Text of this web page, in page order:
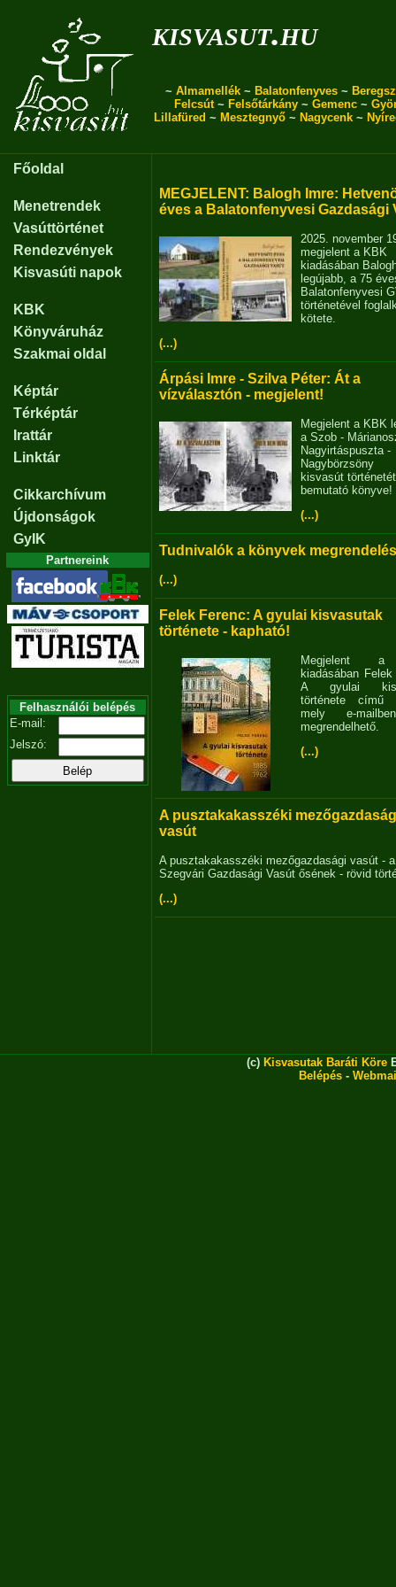
kisvasut.hu
~ Almamellék ~ Balatonfenyves ~
Felcsút~ Felsőtárkány ~ Gemenc ~
Lillafüred ~ Mesztegnyő ~ Nagycenk ~
Főoldal
Menetrendek
Vasúttörténet
Rendezvények
Kisvasúti napok
KBK
Könyváruház
Szakmai oldal
Képtár
Térképtár
Irattár
Linktár
Cikkarchívum
Újdonságok
GyIK
Partnereink
Felhasználói belépés
E-mail:
Jelszó:
MEGJELENT: Balogh Imre:
éves a Balatonfenyvesi Gazdasági
2025. november
megjelent a KBK
kiadásában
legújabb, a 75
Balatonfenyvesi
történetével
kötete.
(...)
Árpási Imre - Szilva Péter: Át a
vízválasztón - megjelent!
Megjelent a KBK
a Szob -
Nagyirtáspuszta -
Nagybörzsöny
kisvasút történetét
bemutató könyve!
(...)
Tudnivalók a könyvek
(...)
Felek Ferenc: A gyulai kisvasutak
története - kapható!
Megjelent
kiadásában
A gyulai
története című
mely e-
megrendelhető.
(...)
A pusztakakasszéki
vasút
A pusztakakasszéki mezőgazdasági vasút - a
Szegvári Gazdasági Vasút ősének - rövid
(...)
(c) Kisvasutak Baráti Köre
Belépés -